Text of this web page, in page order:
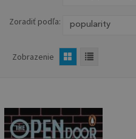
Zoradiť podľa:
Zobrazenie